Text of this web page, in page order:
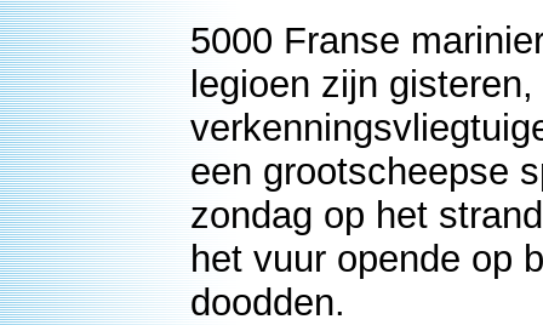
5000 Franse
legioen zijn
een grootscheepse
zondag op het
het vuur opende op
doodden.